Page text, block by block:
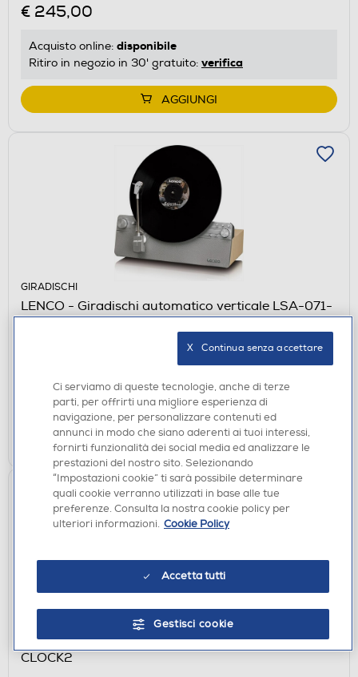
€ 245,00
Acquisto online: disponibile
Ritiro in negozio in 30' gratuito: verifica
AGGIUNGI
GIRADISCHI
LENCO - Giradischi automatico verticale LSA-071-
SILVER
Acquisto online:disponibile
Ritiro in negozio in 30' gratuito: verifica
AGGIUNGI
LENOVO - Caricabatteria CHARGING BASE X
CLOCK2
Ci serviamo di queste tecnologie, anche di terze
parti, per offrirti una migliore esperienza di
navigazione, per personalizzare contenuti ed
annunci in modo che siano aderenti ai tuoi interessi,
fornirti funzionalità dei social media ed analizzare le
prestazioni del nostro sito. Selezionando
“Impostazioni cookie” ti sarà possibile determinare
quali cookie verranno utilizzati in base alle tue
preferenze. Consulta la nostra cookie policy per
ulteriori informazioni. Cookie Policy
Accetta tutti
Gestisci cookie
X   Continua senza accettare